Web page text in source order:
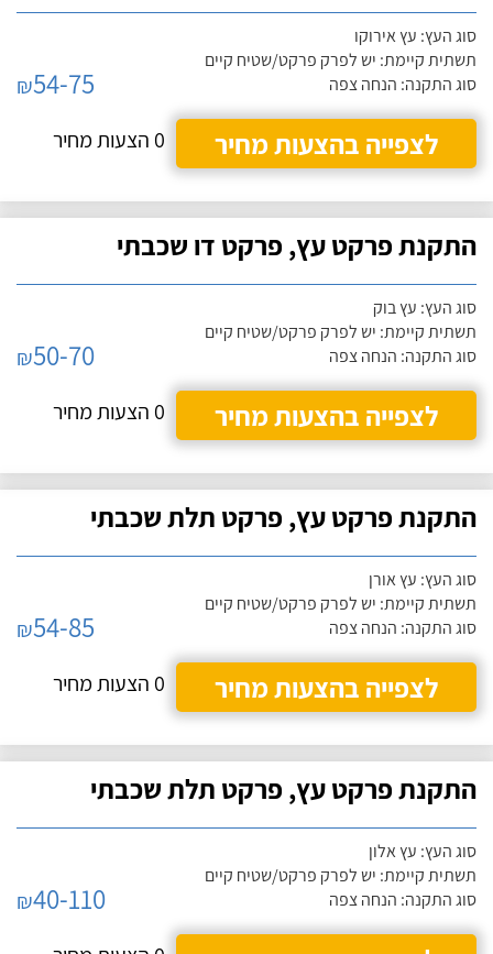
סוג העץ: עץ אירוקו
תשתית קיימת: יש לפרק פרקט/שטיח קיים
סוג התקנה: הנחה צפה
₪54-75
לצפייה בהצעות מחיר
0 הצעות מחיר
התקנת פרקט עץ, פרקט דו שכבתי
סוג העץ: עץ בוק
תשתית קיימת: יש לפרק פרקט/שטיח קיים
סוג התקנה: הנחה צפה
₪50-70
לצפייה בהצעות מחיר
0 הצעות מחיר
התקנת פרקט עץ, פרקט תלת שכבתי
סוג העץ: עץ אורן
תשתית קיימת: יש לפרק פרקט/שטיח קיים
סוג התקנה: הנחה צפה
₪54-85
לצפייה בהצעות מחיר
0 הצעות מחיר
התקנת פרקט עץ, פרקט תלת שכבתי
סוג העץ: עץ אלון
תשתית קיימת: יש לפרק פרקט/שטיח קיים
סוג התקנה: הנחה צפה
₪40-110